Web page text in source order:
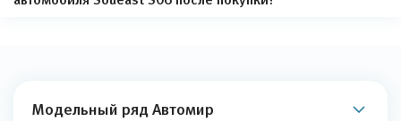
Модельный ряд Автомир